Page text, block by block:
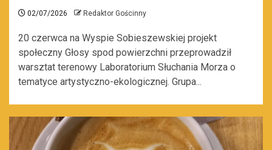
02/07/2026 Redaktor Gościnny
20 czerwca na Wyspie Sobieszewskiej projekt
społeczny Głosy spod powierzchni przeprowadził
warsztat terenowy Laboratorium Słuchania Morza o
tematyce artystyczno-ekologicznej. Grupa...